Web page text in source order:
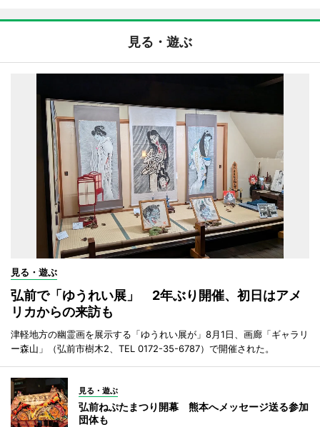
見る・遊ぶ
見る・遊ぶ
弘前で「ゆうれい展」 2年ぶり開催、初日はアメ
リカからの来訪も
津軽地方の幽霊画を展示する「ゆうれい展が」8月1日、画廊「ギャラリ
ー森山」（弘前市樹木2、TEL 0172-35-6787）で開催された。
見る・遊ぶ
弘前ねぷたまつり開幕 熊本へメッセージ送る参加
団体も